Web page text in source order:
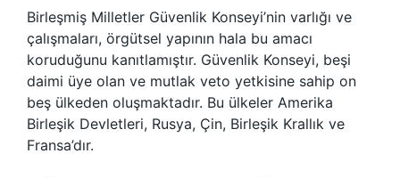
Birleşmiş Milletler Güvenlik Konseyi’nin varlığı ve
çalışmaları, örgütsel yapının hala bu amacı
koruduğunu kanıtlamıştır. Güvenlik Konseyi, beşi
daimi üye olan ve mutlak veto yetkisine sahip on
beş ülkeden oluşmaktadır. Bu ülkeler Amerika
Birleşik Devletleri, Rusya, Çin, Birleşik Krallık ve
Fransa’dır.